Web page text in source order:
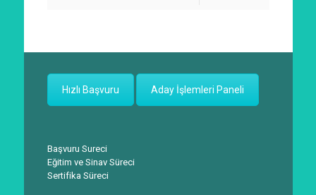
Hızlı Başvuru Aday İşlemleri Paneli
Başvuru Sureci
Eğitim ve Sinav Süreci
Sertifika Süreci